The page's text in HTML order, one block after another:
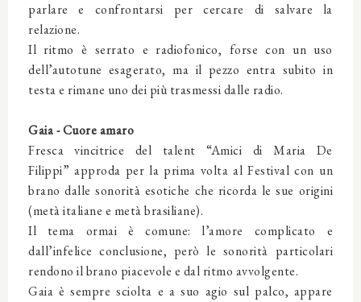
parlare e confrontarsi per cercare di salvare la
relazione.
Il ritmo è serrato e radiofonico, forse con un uso
dell’autotune esagerato, ma il pezzo entra subito in
testa e rimane uno dei più trasmessi dalle radio.
Gaia - Cuore amaro
Fresca vincitrice del talent “Amici di Maria De
Filippi” approda per la prima volta al Festival con un
brano dalle sonorità esotiche che ricorda le sue origini
(metà italiane e metà brasiliane).
Il tema ormai è comune: l’amore complicato e
dall’infelice conclusione, però le sonorità particolari
rendono il brano piacevole e dal ritmo avvolgente.
Gaia è sempre sciolta e a suo agio sul palco, appare